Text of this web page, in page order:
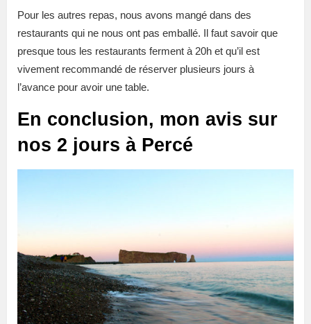
Pour les autres repas, nous avons mangé dans des
restaurants qui ne nous ont pas emballé. Il faut savoir que
presque tous les restaurants ferment à 20h et qu’il est
vivement recommandé de réserver plusieurs jours à
l’avance pour avoir une table.
En conclusion, mon avis sur
nos 2 jours à Percé